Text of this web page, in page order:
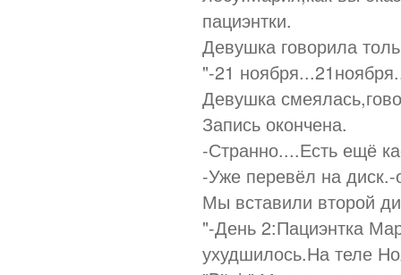
пациэнтки.
Девушка говорила
"-21
Девушка
Запись окончена.
-Странно....Есть ещё
-Уже перевёл на
Мы вставили второй
"-День 2:Пациэнтка
ухудшилось.На теле